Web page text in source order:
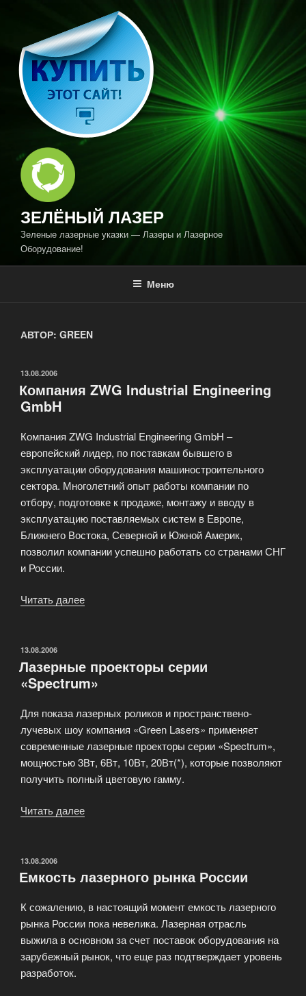
содержимому
ЗЕЛЁНЫЙ ЛАЗЕР
Зеленые лазерные указки — Лазеры и Лазерное
Оборудование!
Меню
АВТОР: GREEN
ОПУБЛИКОВАНО
13.08.2006
Компания ZWG Industrial Engineering
GmbH
Компания ZWG Industrial Engineering GmbH –
европейский лидер, по поставкам бывшего в
эксплуатации оборудования машиностроительного
сектора. Многолетний опыт работы компании по
отбору, подготовке к продаже, монтажу и вводу в
эксплуатацию поставляемых систем в Европе,
Ближнего Востока, Северной и Южной Америк,
позволил компании успешно работать со странами СНГ
и России.
Читать далее
GmbH»
ОПУБЛИКОВАНО
13.08.2006
Лазерные проекторы серии
«Spectrum»
Для показа лазерных роликов и пространствено-
лучевых шоу компания «Green Lasers» применяет
современные лазерные проекторы серии «Spectrum»,
мощностью 3Вт, 6Вт, 10Вт, 20Вт(*), которые позволяют
получить полный цветовую гамму.
Читать далее
ОПУБЛИКОВАНО
13.08.2006
Емкость лазерного рынка России
К сожалению, в настоящий момент емкость лазерного
рынка России пока невелика. Лазерная отрасль
выжила в основном за счет поставок оборудования на
зарубежный рынок, что еще раз подтверждает уровень
разработок.